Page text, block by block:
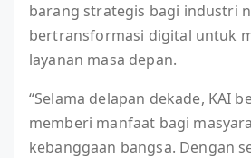
barang strategis bagi industri
bertransformasi digital untuk
layanan masa depan.
“Selama delapan dekade, KAI
memberi manfaat bagi
kebanggaan bangsa. Dengan